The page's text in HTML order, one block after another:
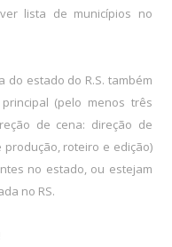
ver lista de municípios no
do estado do R.S. também
(pelo menos três
de cena: direção de
roteiro e edição)
no estado, ou estejam
no RS.